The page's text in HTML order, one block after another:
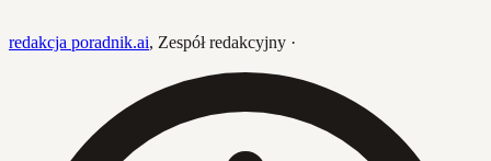
redakcja poradnik.ai, Zespół redakcyjny ·